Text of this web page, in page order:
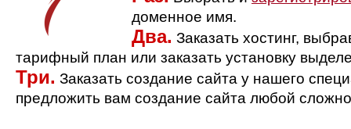
доменное имя.
Два. Заказать хостинг,
тарифный план или заказать установку
Три. Заказать создание сайта у нашего
предложить вам создание сайта любой